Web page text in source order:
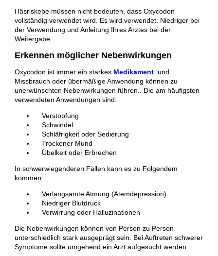
Häsriskebe müssen nicht bedeuten, dass Oxycodon
vollständig verwendet wird. Es wird verwendet. Niedriger bei
der Verwendung und Anleitung Ihres Arztes bei der
Weitergabe.
Erkennen möglicher Nebenwirkungen
Oxycodon ist immer ein starkes Medikament , und
Missbrauch oder übermäßige Anwendung können zu
unerwünschten Nebenwirkungen führen.. Die am häufigsten
verwendeten Anwendungen sind:
Verstopfung
Schwindel
Schläfrigkeit oder Sedierung
Trockener Mund
Übelkeit oder Erbrechen
In schwerwiegenderen Fällen kann es zu Folgendem
kommen:
Verlangsamte Atmung (Atemdepression)
Niedriger Blutdruck
Verwirrung oder Halluzinationen
Die Nebenwirkungen können von Person zu Person
unterschiedlich stark ausgeprägt sein. Bei Auftreten schwerer
Symptome sollte umgehend ein Arzt aufgesucht werden.